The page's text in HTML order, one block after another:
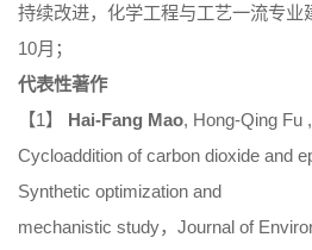
持续改进，化学工程与工艺一流专业
10月；
代表性著作
【1】 Hai-Fang Mao, Hong-Qing Fu
Cycloaddition of carbon dioxide and
Synthetic optimization and
mechanistic study， Journal of